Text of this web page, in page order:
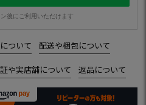
後にご利用いただけます
ついて 配送や梱包について
や実店舗について 返品について